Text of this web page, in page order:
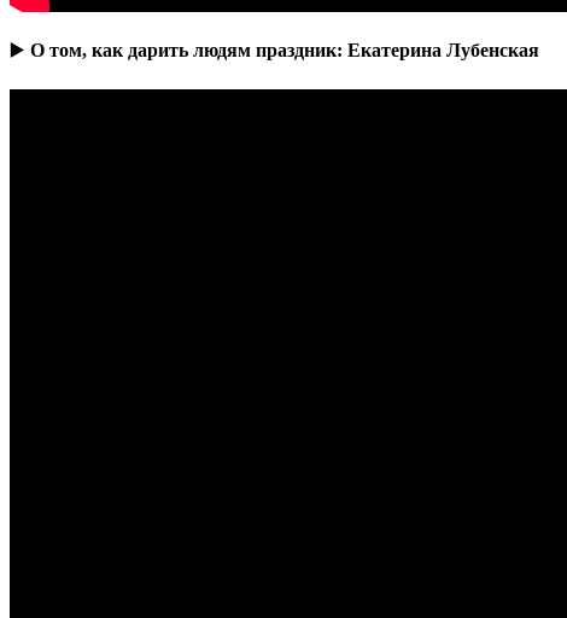
▶️ О том, как дарить людям праздник: Екатерина Лубенская